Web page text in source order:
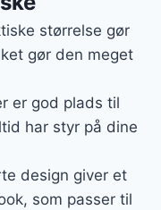
størrelse gør
gør den meget
er god plads til
har styr på dine
design giver et
som passer til